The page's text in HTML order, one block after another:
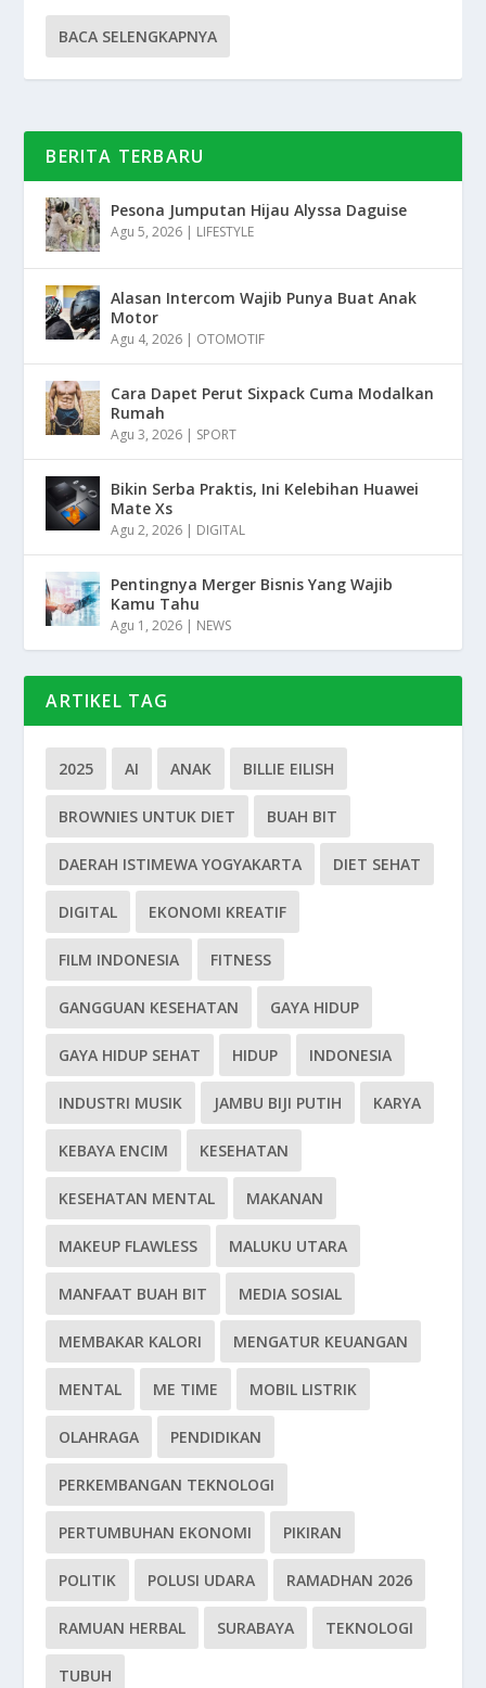
BACA SELENGKAPNYA
BERITA TERBARU
Pesona Jumputan Hijau Alyssa Daguise
Agu 5, 2026 | LIFESTYLE
Alasan Intercom Wajib Punya Buat Anak
Motor
Agu 4, 2026 | OTOMOTIF
Cara Dapet Perut Sixpack Cuma Modalkan
Rumah
Agu 3, 2026 | SPORT
Bikin Serba Praktis, Ini Kelebihan Huawei
Mate Xs
Agu 2, 2026 | DIGITAL
Pentingnya Merger Bisnis Yang Wajib
Kamu Tahu
Agu 1, 2026 | NEWS
ARTIKEL TAG
2025 AI ANAK BILLIE EILISH
BROWNIES UNTUK DIET BUAH BIT
DAERAH ISTIMEWA YOGYAKARTA DIET SEHAT
DIGITAL EKONOMI KREATIF
FILM INDONESIA FITNESS
GANGGUAN KESEHATAN GAYA HIDUP
GAYA HIDUP SEHAT HIDUP INDONESIA
INDUSTRI MUSIK JAMBU BIJI PUTIH KARYA
KEBAYA ENCIM KESEHATAN
KESEHATAN MENTAL MAKANAN
MAKEUP FLAWLESS MALUKU UTARA
MANFAAT BUAH BIT MEDIA SOSIAL
MEMBAKAR KALORI MENGATUR KEUANGAN
MENTAL ME TIME MOBIL LISTRIK
OLAHRAGA PENDIDIKAN
PERKEMBANGAN TEKNOLOGI
PERTUMBUHAN EKONOMI PIKIRAN
POLITIK POLUSI UDARA RAMADHAN 2026
RAMUAN HERBAL SURABAYA TEKNOLOGI
TUBUH